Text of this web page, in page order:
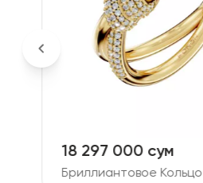
18 297 000 сум
Бриллиантовое Кольцо